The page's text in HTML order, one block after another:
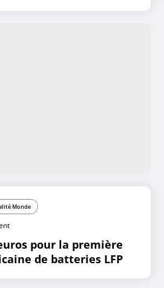
Monde
pour la première
de batteries LFP